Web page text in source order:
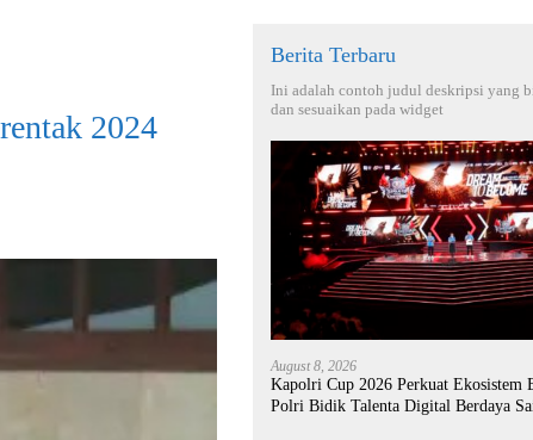
2024
Berita Terbaru
Ini adalah contoh judul deskripsi yang
dan sesuaikan pada widget
August 8, 2026
Kapolri Cup 2026 Perkuat Ekosistem
Polri Bidik Talenta Digital Berdaya